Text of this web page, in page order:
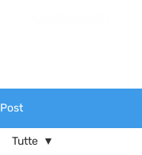
Post
Tutte